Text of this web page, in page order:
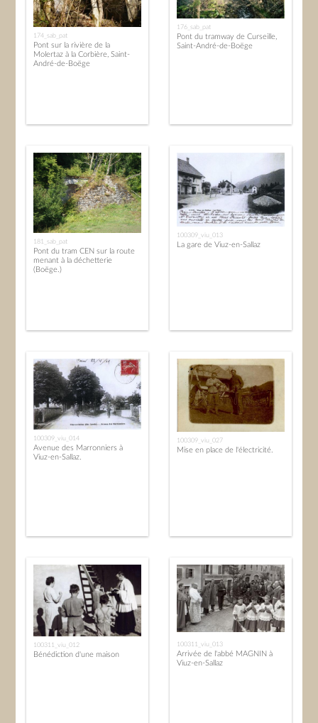
174_sab_pat
Pont sur la rivière de la
Molertaz à la Corbière, Saint-
André-de-Boëge
176_sab_pat
Pont du tramway de Curseille,
Saint-André-de-Boëge
181_sab_pat
Pont du tram CEN sur la route
menant à la déchetterie
(Boëge.)
100309_viu_013
La gare de Viuz-en-Sallaz
100309_viu_014
Avenue des Marronniers à
Viuz-en-Sallaz.
100309_viu_027
Mise en place de l'électricité.
100311_viu_012
Bénédiction d'une maison
100311_viu_013
Arrivée de l'abbé MAGNIN à
Viuz-en-Sallaz